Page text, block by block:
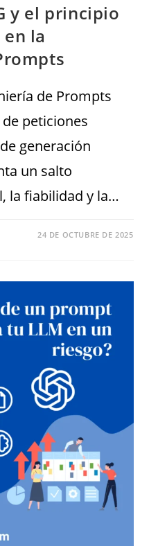
y el principio
la
de Prompts
peticiones
generación
un salto
la fiabilidad y la…
24 DE OCTUBRE DE 2025